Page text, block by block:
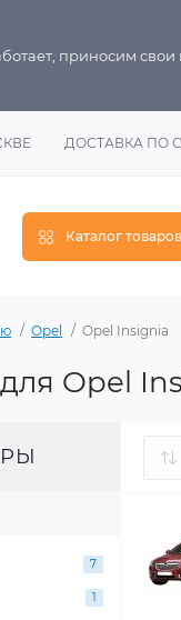
приносим свои
ДОСТАВКА ПО
Каталог товаров
Opel Opel Insignia
Opel
7
1